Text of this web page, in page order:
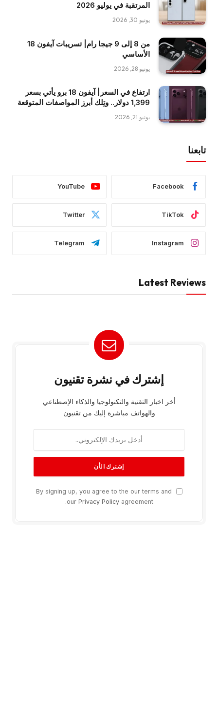
المرتقبة في يوليو 2026
يونيو 30, 2026
من 8 إلى 9 جيجا رام| تسريبات آيفون 18
الأساسي
يونيو 28, 2026
ارتفاع في السعر| آيفون 18 برو يأتي بسعر
1,399 دولار.. وتِلك أبرز المواصفات المتوقعة
يونيو 21, 2026
تابعنا
Facebook
YouTube
TikTok
Twitter
Instagram
Telegram
Latest Reviews
إشترك في نشرة تقنيون
أخر اخبار التقنية والتكنولوجيا والذكاء الإصطناعي
والهواتف مباشرة إليك من تقنيون
By signing up, you agree to the our terms and
our Privacy Policyagreement.